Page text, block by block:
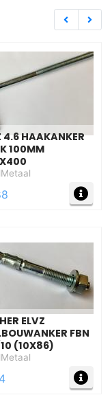
4.6 HAAKANKER
100MM
ELVZ
FBN
(10X86)